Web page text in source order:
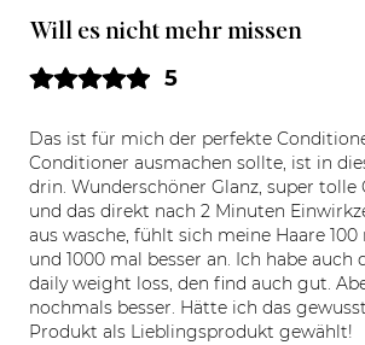
Will es nicht mehr missen
5
Das ist für mich der perfekte
Conditioner ausmachen sollte, ist in
drin. Wunderschöner Glanz, super
und das direkt nach 2 Minuten
aus wasche, fühlt sich meine Haare
und 1000 mal besser an. Ich habe auch
daily weight loss, den find auch gut.
nochmals besser. Hätte ich das
Produkt als Lieblingsprodukt gewählt!